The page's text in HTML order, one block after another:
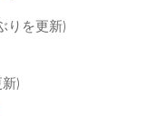
りを更新)
)